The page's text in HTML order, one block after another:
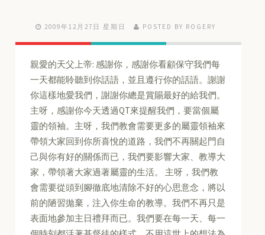
2009年12月27日 星期日 POSTED BY ROGERY
親愛的天父上帝: 感謝你，感謝你看顧保守我們每
一天都能聆聽到你話語，並且遵行你的話語。謝謝
你這樣地愛我們，謝謝你總是賞賜最好的給我們。
主呀，感謝你今天透過QT來提醒我們，要當個屬
靈的領袖。主呀，我們教會需要更多的屬靈領袖來
帶領大家回到你所喜悅的道路，我們不再關起門自
己與你有好的關係而已，我們要影響大家、教導大
家，帶領著大家過著屬靈的生活。 主呀，我們教
會需要從頭到腳徹底地清除不好的心思意念，將以
前的陋習拋棄，注入你生命的教導。我們不再只是
表面地參加主日禮拜而已。我們要在每一天、每一